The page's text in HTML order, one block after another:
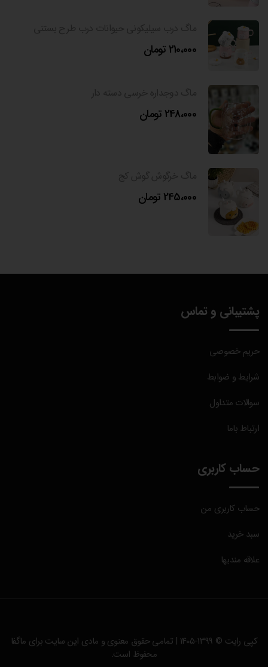
210،000 تومان
248،000 تومان
245،000 تومان
پشتیبانی و تماس
حریم خصوصی
شرایط و ضوابط
سوالات متداول
ارتباط باما
حساب کاربری
حساب کاربری من
سبد خرید
علاقه مندیها
کپی رایت © ۱۳۹۹-۱۴۰۵ | تمامی حقوق معنوی و مادی این سایت برای
ماگفا
محفوظ است.